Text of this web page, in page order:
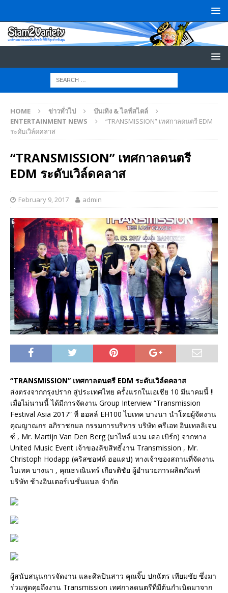
HOME ข่าวทั่วไป
บันเทิง & ไลฟ์สไตล์
ENTERTAINMENT NEWS
“TRANSMISSION” เทศกาลดนตรี EDM
ระดับเวิล์ดคลาส
“TRANSMISSION” เทศกาลดนตรี
EDM ระดับเวิล์ดคลาส
February 9, 2017 admin
“TRANSMISSION” เทศกาลดนตรี EDM ระดับเวิล์ดคลาส
ส่งตรงจากกรุงปราก สู่ประเทศไทย ครั้งแรกในเอเชีย 10 มีนาคมนี้ !!
เมื่อไม่นานนี้ ได้มีการจัดงาน Group Interview “Transmission
Festival Asia 2017” ที่ ฮอลล์ EH100 ไบเทค บางนา นำโดยผู้จัดงาน
คุณญาณกร อภิราชกมล กรรมการบริหาร บริษัท ครีเอท อินเทลลิเจน
ซ์ , Mr. Martijn Van Den Berg (มาไทล์ แวน เดอ เบิร์ก) จากทาง
United Music Event เจ้าของลิขสิทธิ์งาน Transmission , Mr.
Christoph Hodapp (คริสซอฟห์ ฮอแดป) ทางเจ้าของสถานที่จัดงาน
ไบเทค บางนา , คุณธรณินทร์ เกียรติชัย ผู้อำนวยการผลิตภัณฑ์
บริษัท ช้างอินเตอร์เนชั่นแนล จำกัด
ผู้สนับสนุนการจัดงาน และศิลปินสาว คุณจิ๊บ ปกฉัตร เทียมชัย ซึ่งมา
ร่วมพูดคุยถึงงาน Transmission เทศกาลดนตรีที่มีต้นกำเนิดมาจาก